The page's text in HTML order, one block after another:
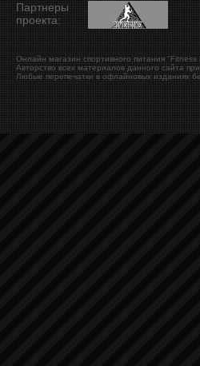
Партнеры
проекта:
Онлайн магазин спортивного питания "Fitness
Авторство всех материалов данного сайта
Любые перепечатки в офлайновых изданиях